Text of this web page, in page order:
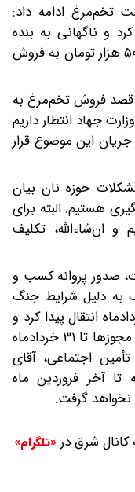
تخم‌مرغ ادامه داد:
و ناگهانی به بنده
گفتند که در واحدهای صنفی، شانه‌ای ۵۰۰ هزار تومان به فروش
قصد فروش تخم‌مرغ به
جهاد انتظار داریم
جریان این موضوع قرار
حوزه نان بیان
هستیم. البته برای
ان‌شاءالله، تکلیف
صدور پروانه کسب و
به دلیل شرایط جنگ
پرداخت مالیات به ۳۱ مردادماه انتقال پیدا کرد و
صدور پروانه کسب به وسیله درگاه ملی مجوزها تا ۳۱ خردادماه
اجتماعی، آقای
تا آخر فروردین ماه
نخواهد گرفت.
کانال شرق در «تلگرام»